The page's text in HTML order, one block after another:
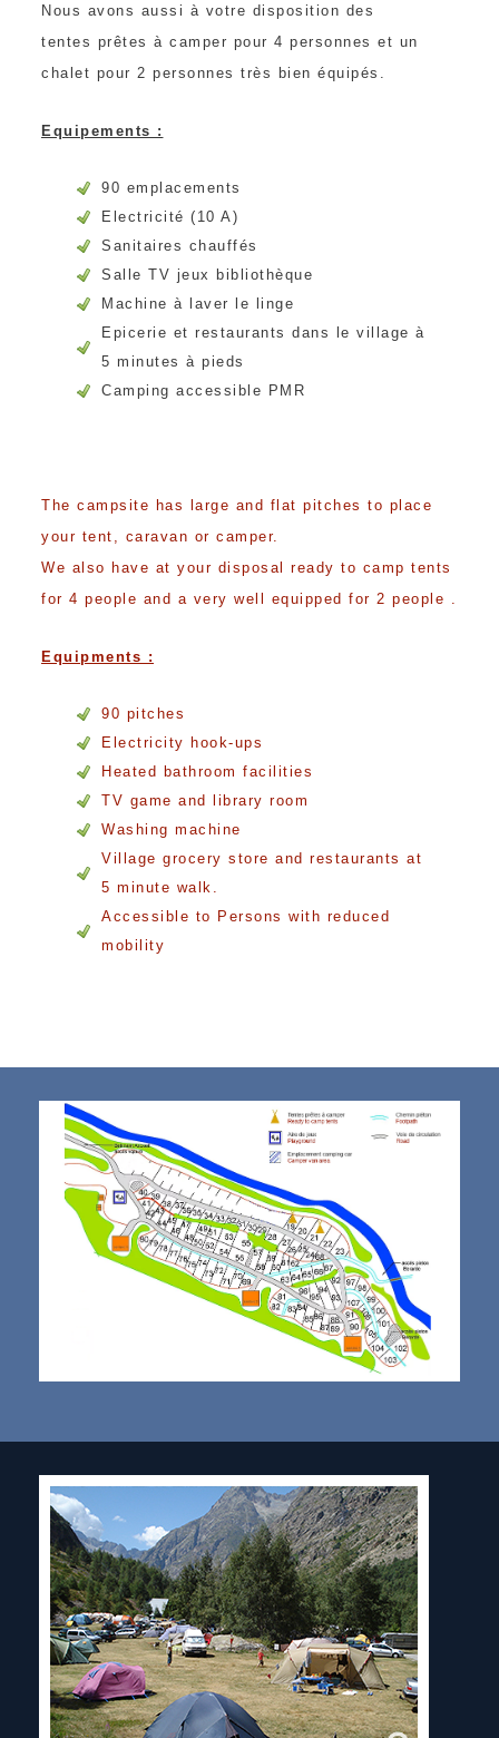
Nous avons aussi à votre disposition des
tentes prêtes à camper pour 4 personnes et un
chalet pour 2 personnes très bien équipés.
Equipements :
90 emplacements
Electricité (10 A)
Sanitaires chauffés
Salle TV jeux bibliothèque
Machine à laver le linge
Epicerie et restaurants dans le village à
5 minutes à pieds
Camping accessible PMR
The campsite has large and flat pitches to place
your tent, caravan or camper.
We also have at your disposal ready to camp tents
for 4 people and a very well equipped for 2 people .
Equipments :
90 pitches
Electricity hook-ups
Heated bathroom facilities
TV game and library room
Washing machine
Village grocery store and restaurants at
5 minute walk.
Accessible to Persons with reduced
mobility